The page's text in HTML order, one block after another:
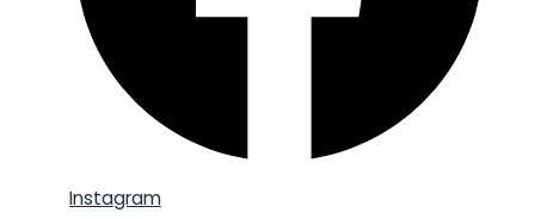
Instagram